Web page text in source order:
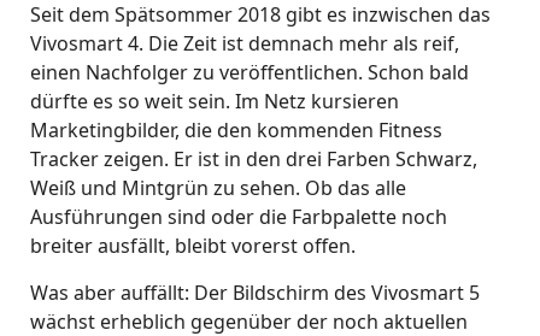
Seit dem Spätsommer 2018 gibt es inzwischen das
Vivosmart 4. Die Zeit ist demnach mehr als reif,
einen Nachfolger zu veröffentlichen. Schon bald
dürfte es so weit sein. Im Netz kursieren
Marketingbilder, die den kommenden Fitness
Tracker zeigen. Er ist in den drei Farben Schwarz,
Weiß und Mintgrün zu sehen. Ob das alle
Ausführungen sind oder die Farbpalette noch
breiter ausfällt, bleibt vorerst offen.
Was aber auffällt: Der Bildschirm des Vivosmart 5
wächst erheblich gegenüber der noch aktuellen